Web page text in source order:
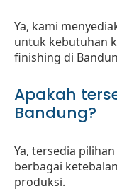
Ya, kami
untuk kebutuhan
finishing di
Apakah
Bandung?
Ya, tersedia
berbagai
produksi.